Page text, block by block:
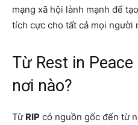
mạng xã hội lành mạnh để
tích cực cho tất cả mọi người
Từ Rest in
nơi nào?
Từ RIP có nguồn gốc đến từ